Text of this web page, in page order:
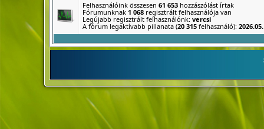
Felhasználóink összesen 61 653hozzászólást írtak
Fórumunknak 1 068regisztrált felhasználója van
Legújabb regisztrált felhasználónk: vercsi
A fórum legaktívabb pillanata (20 315felhasználó):